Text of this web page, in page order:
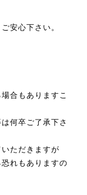
安心下さい。
合もありますこ
何卒ご了承下さ
ただきますが
れもありますの